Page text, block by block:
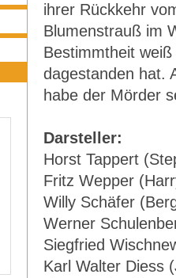
ihrer Rückkehr
Blumenstrauß im
Bestimmtheit
dagestanden hat.
habe der Mörder
Darsteller:
Horst Tappert
Fritz Wepper
Willy Schäfer
Werner
Siegfried
Karl Walter Diess